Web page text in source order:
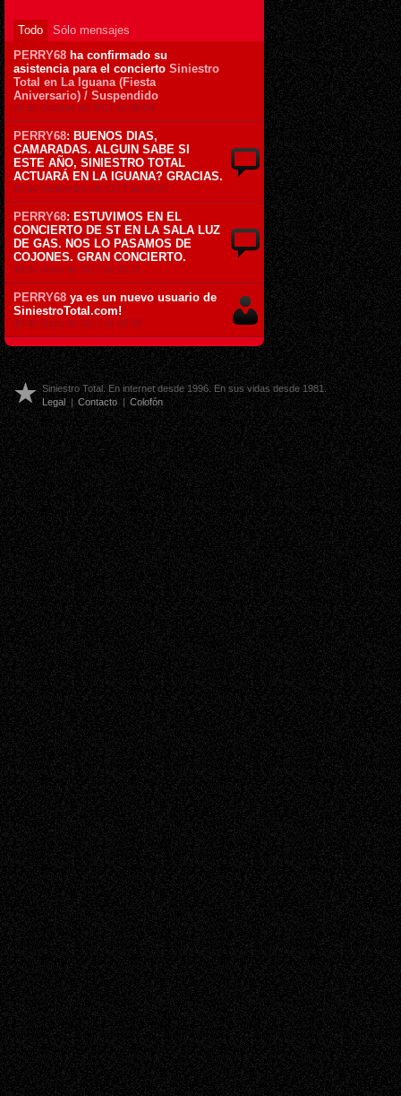
Todo
Sólo mensajes
PERRY68 ha confirmado su
asistencia para el concierto Siniestro
Total en La Iguana (Fiesta
Aniversario) / Suspendido
25 de Octubre de 2017 ás 06:04
PERRY68: BUENOS DIAS,
CAMARADAS. ALGUIN SABE SI
ESTE AÑO, SINIESTRO TOTAL
ACTUARÁ EN LA IGUANA? GRACIAS.
12 de Septiembre de 2017 ás 09:29
PERRY68: ESTUVIMOS EN EL
CONCIERTO DE ST EN LA SALA LUZ
DE GAS. NOS LO PASAMOS DE
COJONES. GRAN CONCIERTO.
19 de Junio de 2017 ás 10:51
PERRY68 ya es un nuevo usuario de
SiniestroTotal.com!
19 de Junio de 2017 ás 10:49
Siniestro Total. En internet desde 1996. En sus vidas desde 1981.
Legal | Contacto | Colofón